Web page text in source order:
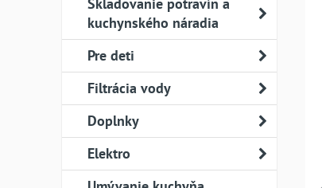
Skladovanie potravín a
kuchynského náradia
Pre deti
Filtrácia vody
Doplnky
Elektro